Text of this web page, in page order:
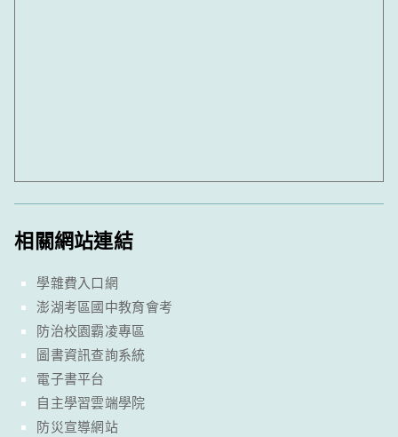
相關網站連結
學雜費入口網
澎湖考區國中教育會考
防治校園霸凌專區
圖書資訊查詢系統
電子書平台
自主學習雲端學院
防災宣導網站